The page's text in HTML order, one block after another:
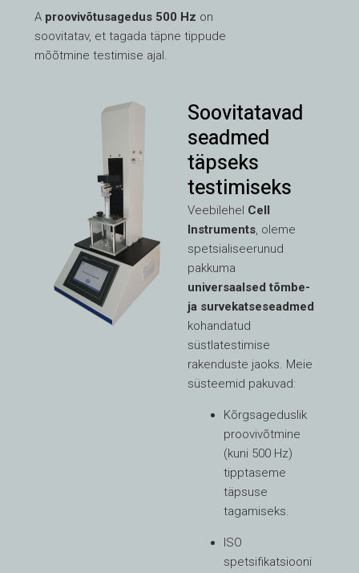
A proovivõtusagedus 500 Hz on
soovitatav, et tagada täpne tippude
mõõtmine testimise ajal.
Soovitatavad
seadmed
täpseks
testimiseks
Veebilehel Cell
Instruments, oleme
spetsialiseerunud
pakkuma
universaalsed tõmbe-
ja survekatseseadmed
kohandatud
süstlatestimise
rakenduste jaoks. Meie
süsteemid pakuvad:
Kõrgsageduslik
proovivõtmine
(kuni 500 Hz)
tipptaseme
täpsuse
tagamiseks.
ISO
spetsifikatsiooni